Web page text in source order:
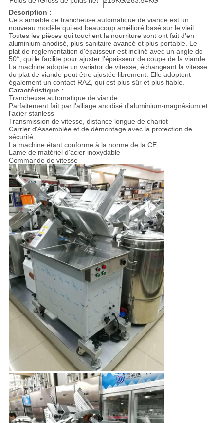
Description :
Ce s aimable de trancheuse automatique de viande est un
nouveau modèle qui est beaucoup amélioré basé sur le vieil.
Toutes les pièces qui touchent la nourriture sont ont fait d'en
aluminium anodisé, plus sanitaire avancé et plus portable. Le
plat de réglementation d'épaisseur est incliné avec un angle de
50°, qui le facilite pour ajuster l'épaisseur de coupe de la viande.
La machine adopte un variator de vitesse, échangeant la vitesse
du plat de viande peut être ajustée librement. Elle adoptent
également un contact RAZ, qui est plus sûr et plus fiable.
Caractéristique :
Trancheuse automatique de viande
Parfaitement fait par l'alliage anodisé d'aluminium-magnésium et
l'acier stanless
Transmission de vitesse, distance longue de chariot
Carrler d'Assemblée et de démontage avec la protection de
sécurité
La machine étant conforme à la norme de la CE
Lame de matériel d'acier inoxydable
Commande de vitesse